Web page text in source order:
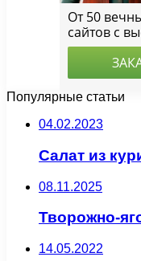
Популярные статьи
04.02.2023
Салат из
08.11.2025
Творожно-
14.05.2022